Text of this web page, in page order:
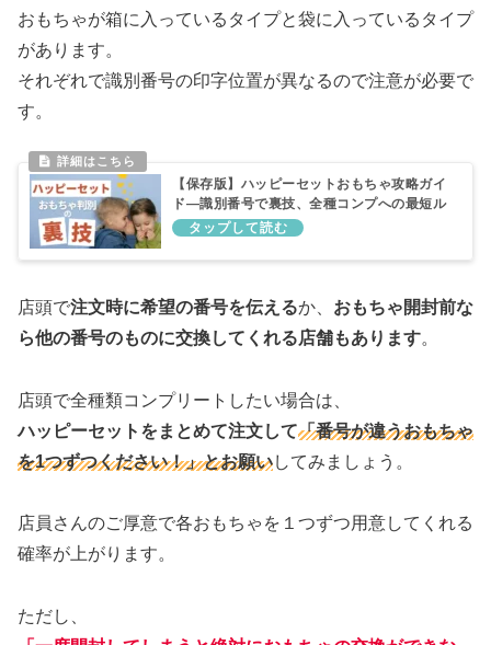
おもちゃが箱に入っているタイプと袋に入っているタイプ
があります。
それぞれで識別番号の印字位置が異なるので注意が必要で
す。
【保存版】ハッピーセットおもちゃ攻略ガイ
ド―識別番号で裏技、全種コンプへの最短ル
ート
店頭で注文時に希望の番号を伝えるか、 おもちゃ開封前な
ら他の番号のものに交換してくれる店舗もあります。
店頭で全種類コンプリートしたい場合は、
ハッピーセットをまとめて注文して「番号が違うおもちゃ
を1つずつください！」とお願いしてみましょう。
店員さんのご厚意で各おもちゃを１つずつ用意してくれる
確率が上がります。
ただし、